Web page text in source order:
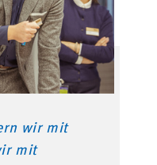
wir mit
mit